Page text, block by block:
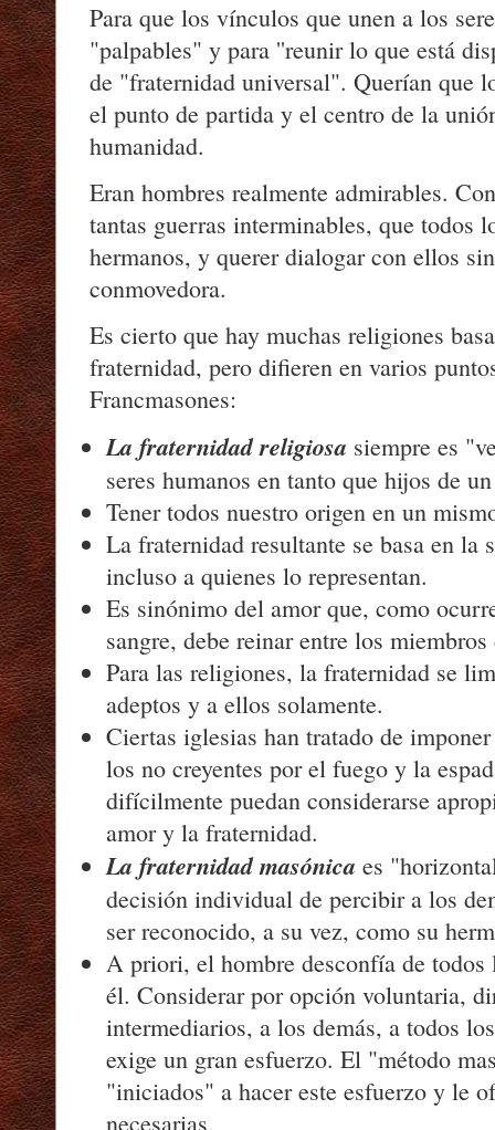
Para que los vínculos que unen a los
"palpables" y para ''reunir lo que está
de "fraternidad universal". Querían que
el punto de partida y el centro de la
humanidad.
Eran hombres realmente admirables.
tantas guerras interminables, que todos
hermanos, y querer dialogar con ellos
conmovedora.
Es cierto que hay muchas religiones
fraternidad, pero difieren en varios
Francmasones:
La fraternidad religiosa siempre es
seres humanos en tanto que hijos de
Tener todos nuestro origen en un
La fraternidad resultante se basa en la
incluso a quienes lo representan.
Es sinónimo del amor que, como
sangre, debe reinar entre los
Para las religiones, la fraternidad se
adeptos y a ellos solamente.
Ciertas iglesias han tratado de
los no creyentes por el fuego y la
difícilmente puedan considerarse
amor y la fraternidad.
La fraternidad masónica es
decisión individual de percibir a los
ser reconocido, a su vez, como su
A priori, el hombre desconfía de todos
él. Considerar por opción voluntaria,
intermediarios, a los demás, a todos
exige un gran esfuerzo. El "método
"iniciados" a hacer este esfuerzo y le
necesarias.